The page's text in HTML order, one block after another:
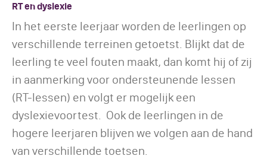
RT en dyslexie
In het eerste leerjaar worden de leerlingen op
verschillende terreinen getoetst. Blijkt dat de
leerling te veel fouten maakt, dan komt hij of zij
in aanmerking voor ondersteunende lessen
(RT-lessen) en volgt er mogelijk een
dyslexievoortest. Ook de leerlingen in de
hogere leerjaren blijven we volgen aan de hand
van verschillende toetsen.